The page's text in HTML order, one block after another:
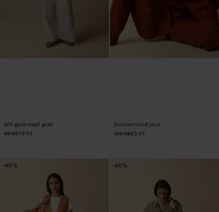
Wit gestreept gilet
99.9979.99
Donkerrood jack
139.9883.99
-40% -40%